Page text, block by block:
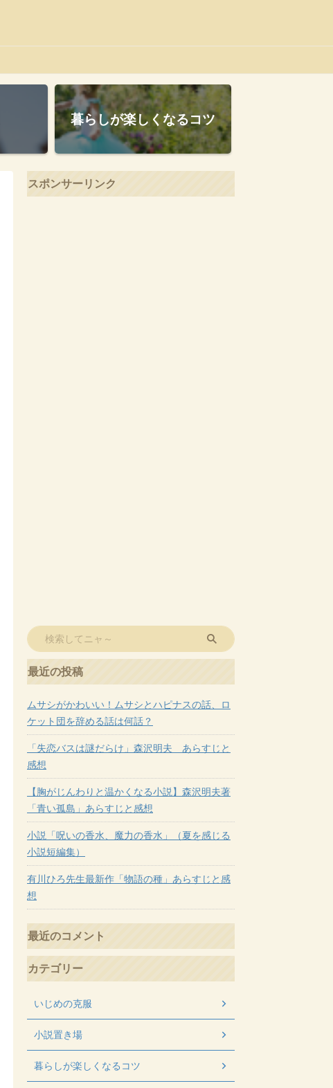
暮らしが楽しくなるコツ
スポンサーリンク
最近の投稿
ムサシがかわいい！ムサシとハピナスの話、ロ
ケット団を辞める話は何話？
「失恋バスは謎だらけ」森沢明夫 あらすじと
感想
【胸がじんわりと温かくなる小説】森沢明夫著
「青い孤島」あらすじと感想
小説「呪いの香水、魔力の香水」（夏を感じる
小説短編集）
有川ひろ先生最新作「物語の種」あらすじと感
想
最近のコメント
カテゴリー
いじめの克服
小説置き場
暮らしが楽しくなるコツ